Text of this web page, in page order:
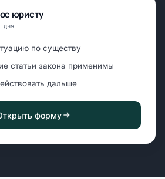
юристу
дня
по существу
статьи закона применимы
дальше
форму